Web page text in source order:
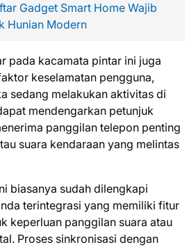
Gadget Smart Home Wajib
Hunian Modern
pada kacamata pintar ini juga
keselamatan pengguna,
sedang melakukan aktivitas di
mendengarkan petunjuk
panggilan telepon penting
suara kendaraan yang melintas
biasanya sudah dilengkapi
terintegrasi yang memiliki fitur
keperluan panggilan suara atau
Proses sinkronisasi dengan